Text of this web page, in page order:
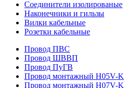
Соединители изолированые
Наконечники и гильзы
Вилки кабельные
Розетки кабельные
Провод ПВС
Провод ШВВП
Провод ПуГВ
Провод монтажный H05V-K
Провод монтажный H07V-K